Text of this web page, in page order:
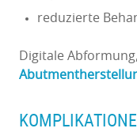
reduzierte
Digitale